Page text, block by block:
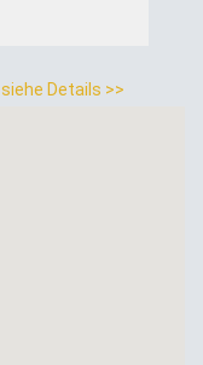
siehe Details >>